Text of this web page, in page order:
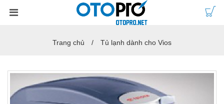
Trang chủ Tủ lạnh dành cho Vios